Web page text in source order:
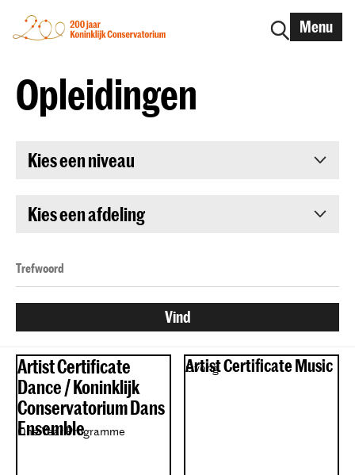
Menu
Opleidingen
Kies een niveau
Kies een afdeling
Artist Certificate
Dance / Koninklijk
Conservatorium Dans
Ensemble
One Year Programme
Artist Certificate Music
Overig